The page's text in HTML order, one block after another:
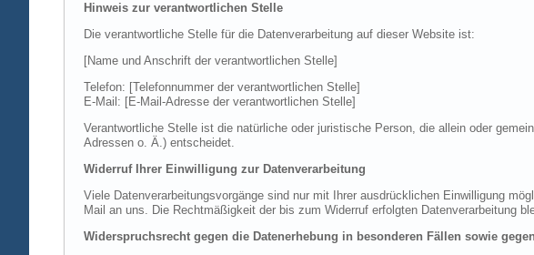
Hinweis zur verantwortlichen Stelle
Die verantwortliche Stelle für die Datenverarbeitung auf dieser Website ist:
[Name und Anschrift der verantwortlichen Stelle]
Telefon: [Telefonnummer der verantwortlichen Stelle]
E-Mail: [E-Mail-Adresse der verantwortlichen Stelle]
Verantwortliche Stelle ist die natürliche oder juristische Person, die allein oder
Adressen o. Ä.) entscheidet.
Widerruf Ihrer Einwilligung zur Datenverarbeitung
Viele Datenverarbeitungsvorgänge sind nur mit Ihrer ausdrücklichen Einwilligung
Mail an uns. Die Rechtmäßigkeit der bis zum Widerruf erfolgten Datenverarbeitung
Widerspruchsrecht gegen die Datenerhebung in besonderen Fällen sowie